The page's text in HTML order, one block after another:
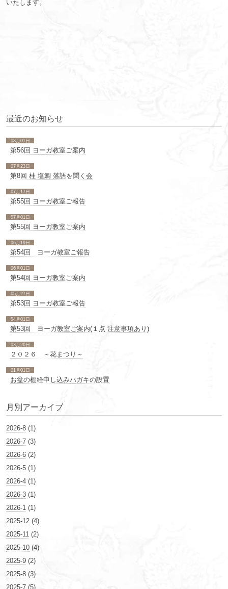
いたします。
最近のお知らせ
08月01日
第56回 ヨーガ教室ご案内
07月23日
第8回 桂 塩鯛 落語を聞く会
07月17日
第55回 ヨーガ教室ご報告
07月01日
第55回 ヨーガ教室ご案内
06月19日
第54回 ヨーガ教室ご報告
06月01日
第54回 ヨーガ教室ご案内
05月27日
第53回 ヨーガ教室ご報告
04月01日
第53回 ヨーガ教室ご案内(１点 注意事項あり)
03月20日
２０２６ ～花まつり～
01月01日
お盆の棚経申し込みハガキの設置
月別アーカイブ
2026-8 (1)
2026-7 (3)
2026-6 (2)
2026-5 (1)
2026-4 (1)
2026-3 (1)
2026-1 (1)
2025-12 (4)
2025-11 (2)
2025-10 (4)
2025-9 (2)
2025-8 (3)
2025-7 (5)